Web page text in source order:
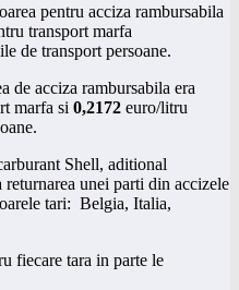
pentru acciza rambursabila
transport marfa
de transport persoane.
de acciza rambursabila era
marfa si 0,2172 euro/litru
Shell, aditional
unei parti din accizele
tari: Belgia, Italia,
fiecare tara in parte le